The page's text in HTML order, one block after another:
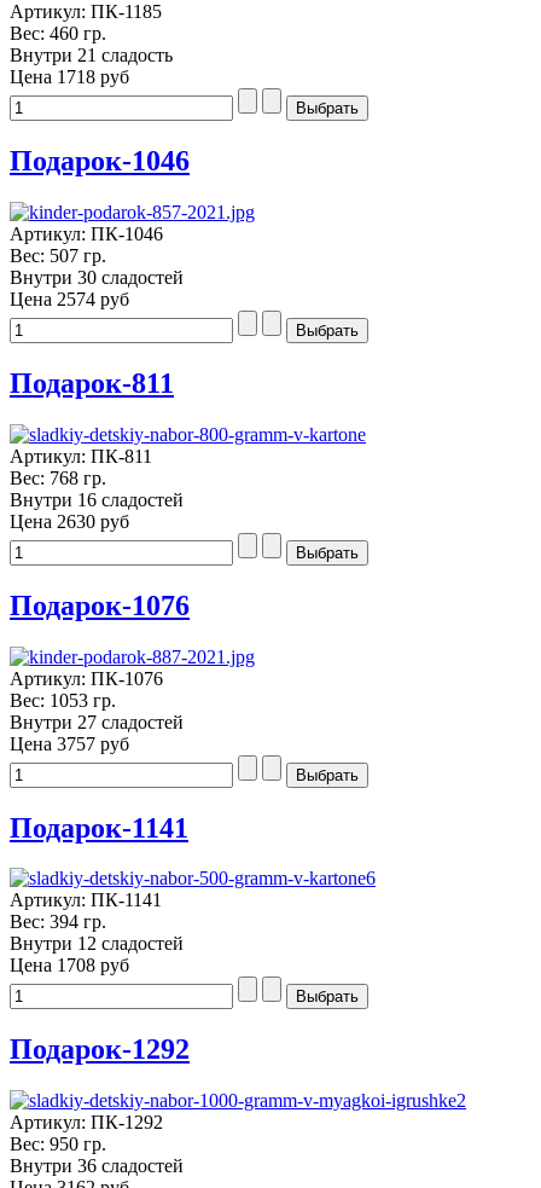
Артикул: ПК-1185
Вес: 460 гр.
Внутри 21 сладость
Цена 1718 руб
Подарок-1046
Артикул: ПК-1046
Вес: 507 гр.
Внутри 30 сладостей
Цена 2574 руб
Подарок-811
Артикул: ПК-811
Вес: 768 гр.
Внутри 16 сладостей
Цена 2630 руб
Подарок-1076
Артикул: ПК-1076
Вес: 1053 гр.
Внутри 27 сладостей
Цена 3757 руб
Подарок-1141
Артикул: ПК-1141
Вес: 394 гр.
Внутри 12 сладостей
Цена 1708 руб
Подарок-1292
Артикул: ПК-1292
Вес: 950 гр.
Внутри 36 сладостей